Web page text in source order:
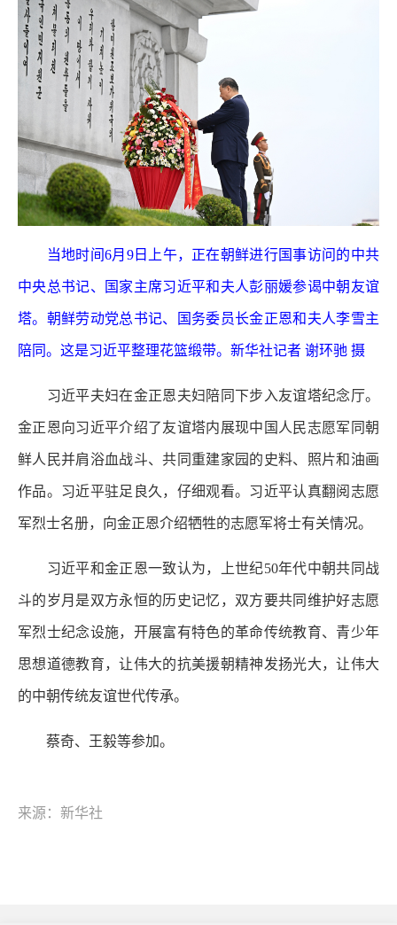
当地时间6月9日上午，正在朝鲜进行国事访问的中共
中央总书记、国家主席习近平和夫人彭丽媛参谒中朝友谊
塔。朝鲜劳动党总书记、国务委员长金正恩和夫人李雪主
陪同。这是习近平整理花篮缎带。新华社记者 谢环驰 摄
习近平夫妇在金正恩夫妇陪同下步入友谊塔纪念厅。
金正恩向习近平介绍了友谊塔内展现中国人民志愿军同朝
鲜人民并肩浴血战斗、共同重建家园的史料、照片和油画
作品。习近平驻足良久，仔细观看。习近平认真翻阅志愿
军烈士名册，向金正恩介绍牺牲的志愿军将士有关情况。
习近平和金正恩一致认为，上世纪50年代中朝共同战
斗的岁月是双方永恒的历史记忆，双方要共同维护好志愿
军烈士纪念设施，开展富有特色的革命传统教育、青少年
思想道德教育，让伟大的抗美援朝精神发扬光大，让伟大
的中朝传统友谊世代传承。
蔡奇、王毅等参加。
来源：新华社